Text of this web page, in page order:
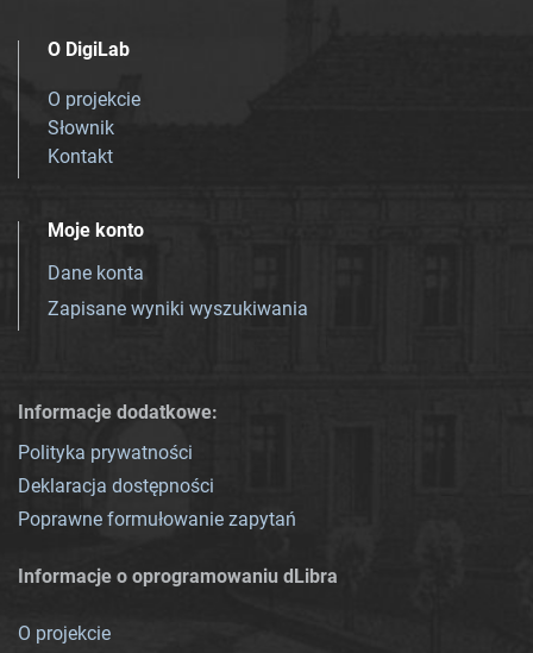
O DigiLab
O projekcie
Słownik
Kontakt
Moje konto
Dane konta
Zapisane wyniki wyszukiwania
Informacje dodatkowe:
Polityka prywatności
Deklaracja dostępności
Poprawne formułowanie zapytań
Informacje o oprogramowaniu dLibra
O projekcie